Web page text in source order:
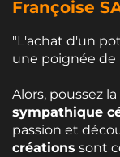
Françoise
"L'achat d'un
une poignée de
Alors, poussez
sympathique
passion et
créations sont